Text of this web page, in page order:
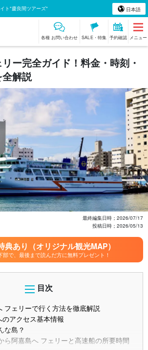
ト"慶良間ツアーズ" 日本語
各種 お問い合わせ SALE・特集 予約確認 メニュー
ー完全ガイド！料金・時刻・
解説
最終編集日時； 2026/07/17
投稿日時； 2026/05/13
典あり（オリジナル観光MAP）
部で、最後まで読んだ方に無料プレゼント！
目次
フェリーで行く方法を徹底解説
アクセス基本情報
な島？
ら阿嘉島へ フェリーと高速船の所要時間